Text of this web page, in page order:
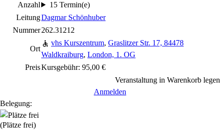
Anzahl
15 Termin(e)
LeitungDagmar Schönhuber
Nummer262.31212
Ort
vhs Kurszentrum, Graslitzer Str. 17, 84478
Waldkraiburg, London, 1. OG
PreisKursgebühr: 95,00 €
Veranstaltung in Warenkorb legen
Anmelden
Belegung:
(Plätze frei)